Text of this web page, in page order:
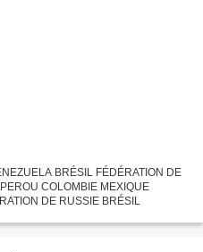
BRÉSIL FÉDÉRATION DE
COLOMBIE MEXIQUE
DE RUSSIE BRÉSIL